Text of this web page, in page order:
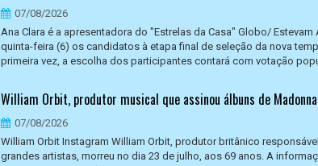
07/08/2026
Ana Clara é a apresentadora do "Estrelas da Casa" Globo/
quinta-feira (6) os candidatos à etapa final de seleção da nova
primeira vez, a escolha dos participantes contará com votação
William Orbit, produtor musical que assinou álbuns de
07/08/2026
William Orbit Instagram William Orbit, produtor britânico
grandes artistas, morreu no dia 23 de julho, aos 69 anos. A